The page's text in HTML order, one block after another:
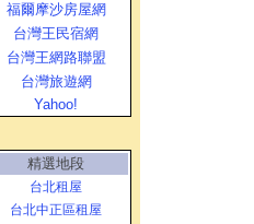
福爾摩沙房屋網
台灣王民宿網
台灣王網路聯盟
台灣旅遊網
Yahoo!
精選地段
台北租屋
台北中正區租屋